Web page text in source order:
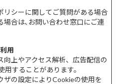
リシーに関してご質問がある場合
場合は､お問い合わせ窓口にご連
用
向上やアクセス解析、広告配信の
用することがあります。
ザの設定によりCookieの使用を